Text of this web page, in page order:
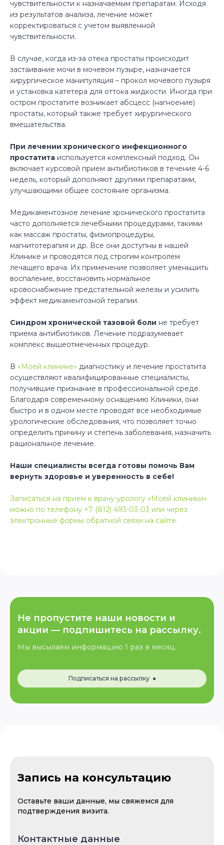
чувствительности к назначаемым препаратам. Исходя
из результатов анализа, лечение может
корректироваться с учетом выявленной
чувствительности.
В случае, когда из-за отека простаты происходит
застаивание мочи в мочевом пузыре, назначается
хирургическое манипуляция – прокол мочевого пузыря
и установка катетера для оттока жидкости. Иногда при
остром простатите возникает абсцесс (нагноение)
простаты, который также требует хирургического
вмешательства.
При лечении хронического инфекционного
простатита используется комплексный подход. Он
включает курсовой прием антибиотиков в течение 4-6
недель, который дополняют другими препаратами,
улучшающими общее состояние организма.
Медикаментозное лечение хронического простатита
часто дополняется лечебными процедурами, такими
как массаж простаты, физиопроцедуры,
магнитотерапия и др. Все они доступны в нашей
Клинике и проводятся под строгим контролем
лечащего врача. Их применение позволяет уменьшить
воспаление, восстановить нормальное
кровоснабжение предстательной железы и усилить
эффект медикаментозной терапии.
Синдром хронической тазовой боли не требует
приема антибиотиков. Лечение подразумевает
комплекс вышеотмеченных процедур.
В «Моей клинике» диагностику и лечение простатита
осуществляют квалифицированные специалисты,
получившие признание в профессиональной среде.
Благодаря современному оснащению Клиники, они
быстро и в одном месте проводят все необходимые
урологические обследования, что позволяет точно
определить причину и степень заболевания, назначить
рациональное лечение.
Наши специалисты всегда готовы помочь Вам
вернуть здоровье и уверенность в себе!
Записаться на прием к врачу-урологу «Моей клиники»
можно по телефону +7 (812) 493-03-03 или через
электронные формы обратной связи на сайте.
Не пропустите наши новости и
акции — подпишитесь на рассылку.
Мы высылаем информацию 1 раз в месяц.
Подписаться на рассылку
Запись на консультацию
Оставьте ваши данные, мы свяжемся для
подтверждения визита.
Контактные данные